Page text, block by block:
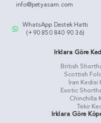
info@petyasam.com
WhatsApp Destek Hattı
(+90 850 840 90 36)
Irklara Göre
British
Scottish
İran Kedisi
Exotic
Chinchilla
Tekir
Irklara Göre